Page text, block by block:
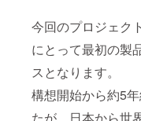
今回のプロジェク
にとって最初の製
スとなります。
構想開始から約5
たが、日本から世